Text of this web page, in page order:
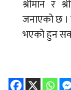
श्रीमान र
जनाएको छ ।
भएको हुन